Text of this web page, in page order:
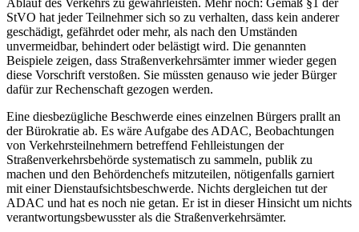
Ablauf des Verkehrs zu gewährleisten. Mehr noch: Gemäß §1 der
StVO hat jeder Teilnehmer sich so zu verhalten, dass kein anderer
geschädigt, gefährdet oder mehr, als nach den Umständen
unvermeidbar, behindert oder belästigt wird. Die genannten
Beispiele zeigen, dass Straßenverkehrsämter immer wieder gegen
diese Vorschrift verstoßen. Sie müssten genauso wie jeder Bürger
dafür zur Rechenschaft gezogen werden.
Eine diesbezügliche Beschwerde eines einzelnen Bürgers prallt an
der Bürokratie ab. Es wäre Aufgabe des ADAC, Beobachtungen
von Verkehrsteilnehmern betreffend Fehlleistungen der
Straßenverkehrsbehörde systematisch zu sammeln, publik zu
machen und den Behördenchefs mitzuteilen, nötigenfalls garniert
mit einer Dienstaufsichtsbeschwerde. Nichts dergleichen tut der
ADAC und hat es noch nie getan. Er ist in dieser Hinsicht um nichts
verantwortungsbewusster als die Straßenverkehrsämter.